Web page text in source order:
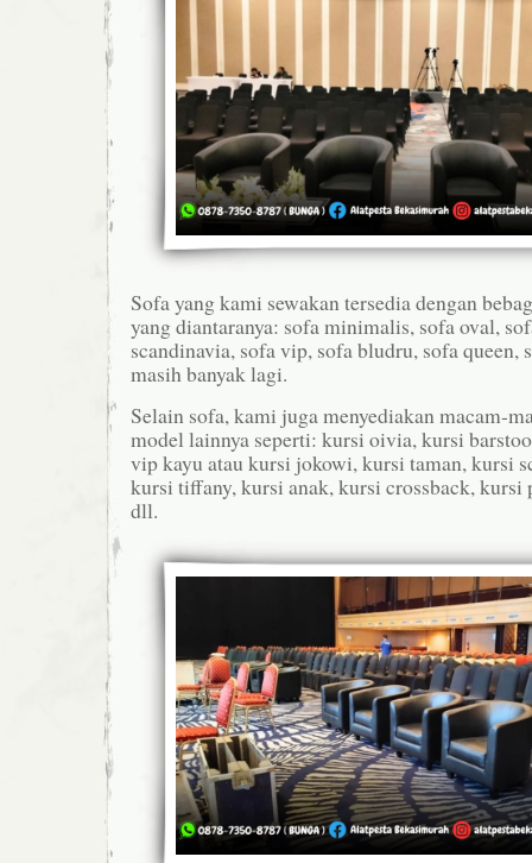
Sofa yang kami sewakan tersedia dengan
yang diantaranya: sofa minimalis, sofa oval,
scandinavia, sofa vip, sofa bludru, sofa queen,
masih banyak lagi.
Selain sofa, kami juga menyediakan macam-
model lainnya seperti: kursi oivia, kursi
vip kayu atau kursi jokowi, kursi taman, kursi
kursi tiffany, kursi anak, kursi crossback,
dll.